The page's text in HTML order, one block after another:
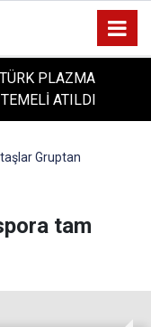
PLAZMA
ATILDI
Gruptan
tam